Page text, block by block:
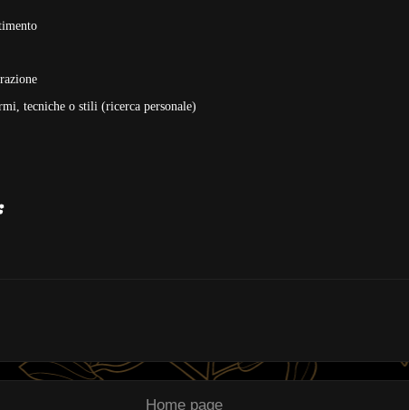
tecniche o stili (ricerca personale)
Home page